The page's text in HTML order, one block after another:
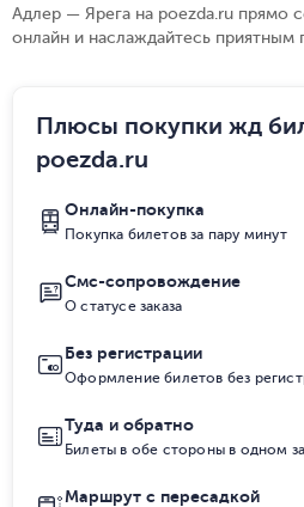
Адлер — Ярега на poezda.ru прямо
онлайн и наслаждайтесь приятным
Плюсы покупки жд
poezda.ru
Онлайн-покупка
Покупка билетов за пару минут
Смс-сопровождение
О статусе заказа
Без регистрации
Оформление билетов без
Туда и обратно
Билеты в обе стороны в одном
Маршрут с пересадкой